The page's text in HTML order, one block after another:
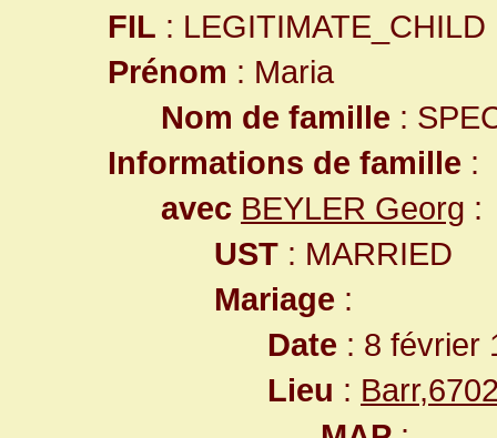
FIL : LEGITIMATE_CHILD
Prénom : Maria
Nom de famille :
Informations de famille :
avec BEYLER Georg :
UST : MARRIED
Mariage :
Date : 8 février
Lieu :